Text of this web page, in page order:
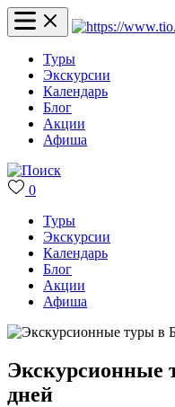
Туры
Экскурсии
Календарь
Блог
Акции
Афиша
0
Туры
Экскурсии
Календарь
Блог
Акции
Афиша
Экскурсионные
дней